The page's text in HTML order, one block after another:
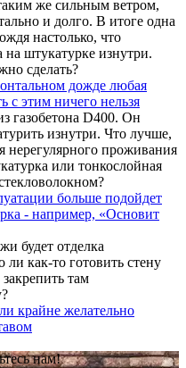
же сильным ветром,
и долго. В итоге одна
настолько, что
штукатурке изнутри.
сделать?
дожде любая
с этим ничего нельзя
газобетона D400. Он
изнутри. Что лучше,
нерегулярного проживания
или тонкослойная
больше подойдет
- например, «Основит
будет отделка
как-то готовить стену
там
крайне желательно
нам!